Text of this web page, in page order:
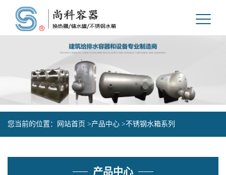
您当前的位置： 网站首页 >产品中心 >不锈钢水箱系列
产品中心